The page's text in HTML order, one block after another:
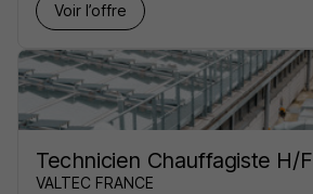
Voir l’offre
Technicien Chauffagiste H/F
VALTEC FRANCE